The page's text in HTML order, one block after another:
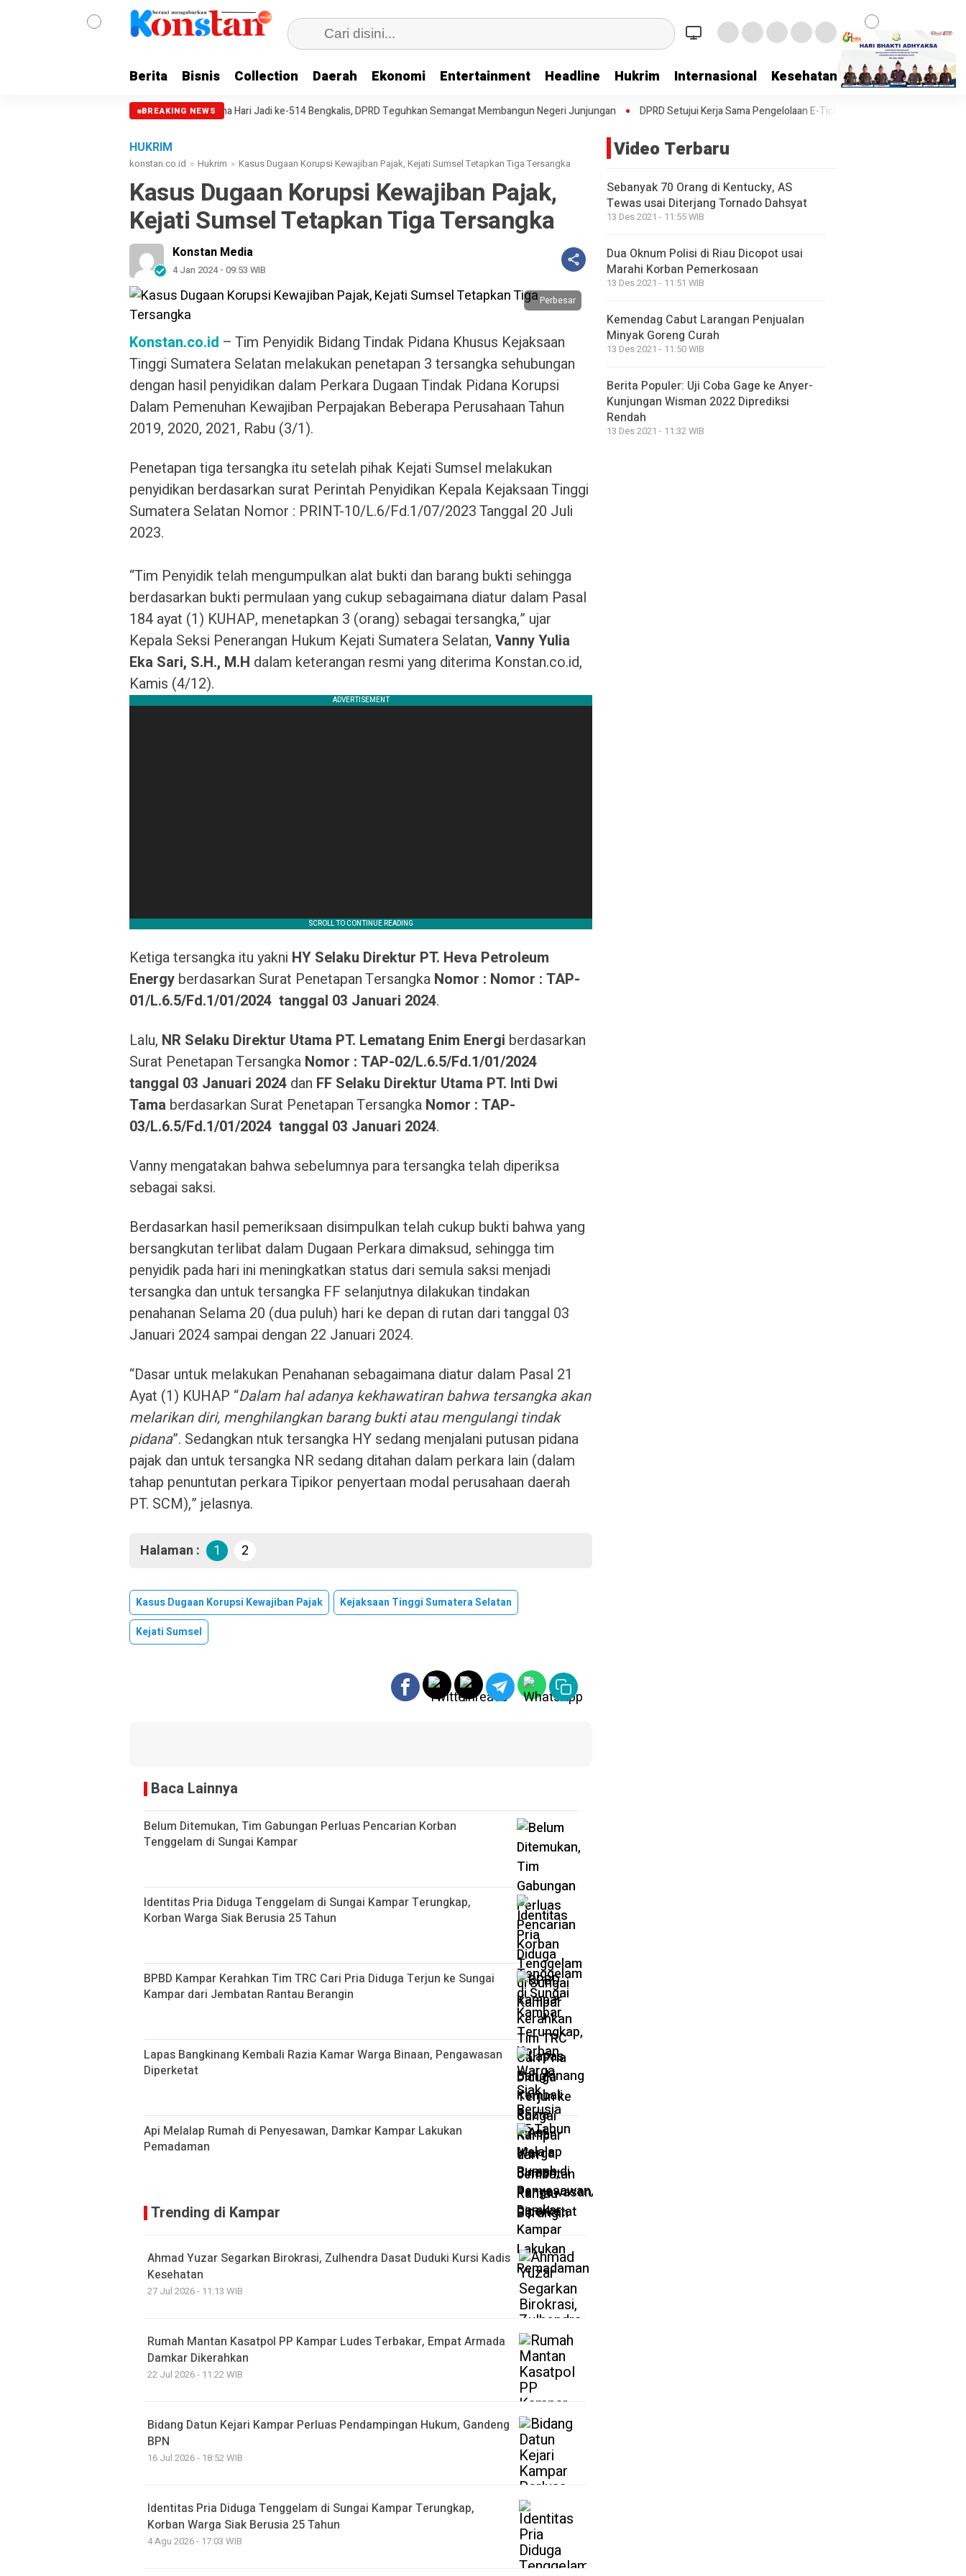
Berita Bisnis Collection Daerah Ekonomi Entertainment Headline Hukrim Internasional Kesehatan Kriminal
BREAKING NEWS
Paripurna Hari Jadi ke-514 Bengkalis, DPRD Teguhkan Semangat Membangun Negeri Junjungan DPRD Setujui Kerja Sama Pengelolaan E-Ticketing Ro-Ro Air Putih–Sungai Selari
HUKRIM
konstan.co.id » Hukrim » Kasus Dugaan Korupsi Kewajiban Pajak, Kejati Sumsel Tetapkan Tiga Tersangka
Kasus Dugaan Korupsi Kewajiban Pajak,
Kejati Sumsel Tetapkan Tiga Tersangka
Konstan Media
4 Jan 2024 - 09:53 WIB
Perbesar
Konstan.co.id – Tim Penyidik Bidang Tindak Pidana Khusus Kejaksaan
Tinggi Sumatera Selatan melakukan penetapan 3 tersangka sehubungan
dengan hasil penyidikan dalam Perkara Dugaan Tindak Pidana Korupsi
Dalam Pemenuhan Kewajiban Perpajakan Beberapa Perusahaan Tahun
2019, 2020, 2021, Rabu (3/1).
Penetapan tiga tersangka itu setelah pihak Kejati Sumsel melakukan
penyidikan berdasarkan surat Perintah Penyidikan Kepala Kejaksaan Tinggi
Sumatera Selatan Nomor : PRINT-10/L.6/Fd.1/07/2023 Tanggal 20 Juli
2023.
“Tim Penyidik telah mengumpulkan alat bukti dan barang bukti sehingga
berdasarkan bukti permulaan yang cukup sebagaimana diatur dalam Pasal
184 ayat (1) KUHAP, menetapkan 3 (orang) sebagai tersangka,” ujar
Kepala Seksi Penerangan Hukum Kejati Sumatera Selatan, Vanny Yulia
Eka Sari, S.H., M.H dalam keterangan resmi yang diterima Konstan.co.id,
Kamis (4/12).
Ketiga tersangka itu yakni HY Selaku Direktur PT. Heva Petroleum
Energy berdasarkan Surat Penetapan Tersangka Nomor : Nomor : TAP-
01/L.6.5/Fd.1/01/2024 tanggal 03 Januari 2024.
Lalu, NR Selaku Direktur Utama PT. Lematang Enim Energi berdasarkan
Surat Penetapan Tersangka Nomor : TAP-02/L.6.5/Fd.1/01/2024
tanggal 03 Januari 2024 dan FF Selaku Direktur Utama PT. Inti Dwi
Tama berdasarkan Surat Penetapan Tersangka Nomor : TAP-
03/L.6.5/Fd.1/01/2024 tanggal 03 Januari 2024.
Vanny mengatakan bahwa sebelumnya para tersangka telah diperiksa
sebagai saksi.
Berdasarkan hasil pemeriksaan disimpulkan telah cukup bukti bahwa yang
bersangkutan terlibat dalam Dugaan Perkara dimaksud, sehingga tim
penyidik pada hari ini meningkatkan status dari semula saksi menjadi
tersangka dan untuk tersangka FF selanjutnya dilakukan tindakan
penahanan Selama 20 (dua puluh) hari ke depan di rutan dari tanggal 03
Januari 2024 sampai dengan 22 Januari 2024.
“Dasar untuk melakukan Penahanan sebagaimana diatur dalam Pasal 21
Ayat (1) KUHAP “Dalam hal adanya kekhawatiran bahwa tersangka akan
melarikan diri, menghilangkan barang buktiatau mengulangi tindak
pidana”. Sedangkan ntuk tersangka HY sedang menjalani putusan pidana
pajak dan untuk tersangka NR sedang ditahan dalam perkara lain (dalam
tahap penuntutan perkara Tipikor penyertaan modal perusahaan daerah
PT. SCM),” jelasnya.
Halaman : 1 2
Kasus Dugaan Korupsi Kewajiban Pajak
Kejaksaan Tinggi Sumatera Selatan
Kejati Sumsel
Baca Lainnya
Belum Ditemukan, Tim Gabungan Perluas Pencarian Korban
Tenggelam di Sungai Kampar
Identitas Pria Diduga Tenggelam di Sungai Kampar Terungkap,
Korban Warga Siak Berusia 25 Tahun
BPBD Kampar Kerahkan Tim TRC Cari Pria Diduga Terjun ke Sungai
Kampar dari Jembatan Rantau Berangin
Lapas Bangkinang Kembali Razia Kamar Warga Binaan, Pengawasan
Diperketat
Api Melalap Rumah di Penyesawan, Damkar Kampar Lakukan
Pemadaman
Trending di Kampar
Ahmad Yuzar Segarkan Birokrasi, Zulhendra Dasat Duduki Kursi Kadis
Kesehatan
27 Jul 2026 - 11:13 WIB
Rumah Mantan Kasatpol PP Kampar Ludes Terbakar, Empat Armada
Damkar Dikerahkan
22 Jul 2026 - 11:22 WIB
Bidang Datun Kejari Kampar Perluas Pendampingan Hukum, Gandeng
BPN
16 Jul 2026 - 18:52 WIB
Identitas Pria Diduga Tenggelam di Sungai Kampar Terungkap,
Korban Warga Siak Berusia 25 Tahun
4 Agu 2026 - 17:03 WIB
Video Terbaru
Sebanyak 70 Orang di Kentucky, AS
Tewas usai Diterjang Tornado Dahsyat
13 Des 2021 - 11:55 WIB
Dua Oknum Polisi di Riau Dicopot usai
Marahi Korban Pemerkosaan
13 Des 2021 - 11:51 WIB
Kemendag Cabut Larangan Penjualan
Minyak Goreng Curah
13 Des 2021 - 11:50 WIB
Berita Populer: Uji Coba Gage ke Anyer-
Kunjungan Wisman 2022 Diprediksi
Rendah
13 Des 2021 - 11:32 WIB